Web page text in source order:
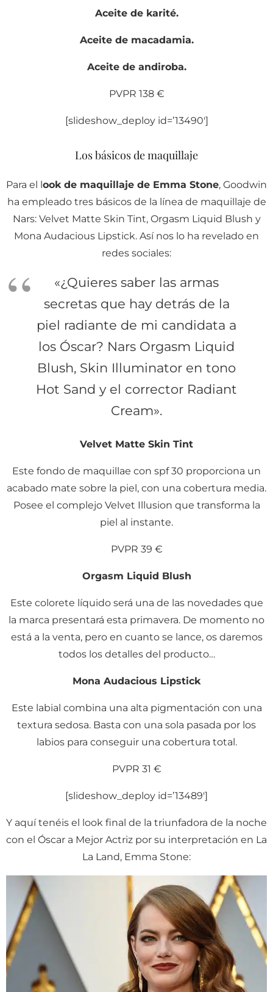
Aceite de karité.
Aceite de macadamia.
Aceite de andiroba.
PVPR 138 €
[slideshow_deploy id=’13490′]
Los básicos de maquillaje
Para el look de maquillaje de Emma Stone, Goodwin
ha empleado tres básicos de la línea de maquillaje de
Nars: Velvet Matte Skin Tint, Orgasm Liquid Blush y
Mona Audacious Lipstick. Así nos lo ha revelado en
redes sociales:
«¿Quieres saber las armas
secretas que hay detrás de la
piel radiante de mi candidata a
los Óscar? Nars Orgasm Liquid
Blush, Skin Illuminator en tono
Hot Sand y el corrector Radiant
Cream».
Velvet Matte Skin Tint
Este fondo de maquillae con spf 30 proporciona un
acabado mate sobre la piel, con una cobertura media.
Posee el complejo Velvet Illusion que transforma la
piel al instante.
PVPR 39 €
Orgasm Liquid Blush
Este colorete líquido será una de las novedades que
la marca presentará esta primavera. De momento no
está a la venta, pero en cuanto se lance, os daremos
todos los detalles del producto…
Mona Audacious Lipstick
Este labial combina una alta pigmentación con una
textura sedosa. Basta con una sola pasada por los
labios para conseguir una cobertura total.
PVPR 31 €
[slideshow_deploy id=’13489′]
Y aquí tenéis el look final de la triunfadora de la noche
con el Óscar a Mejor Actriz por su interpretación en La
La Land, Emma Stone: